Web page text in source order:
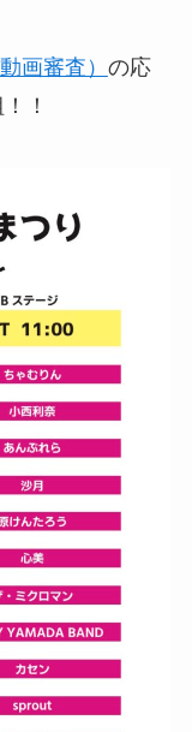
画審査） の応
！